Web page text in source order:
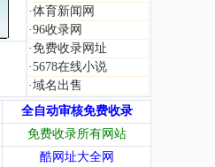
·体育新闻网
·96收录网
·免费收录网址
·5678在线小说
·域名出售
全自动审核免费收录
免费收录所有网站
酷网址大全网